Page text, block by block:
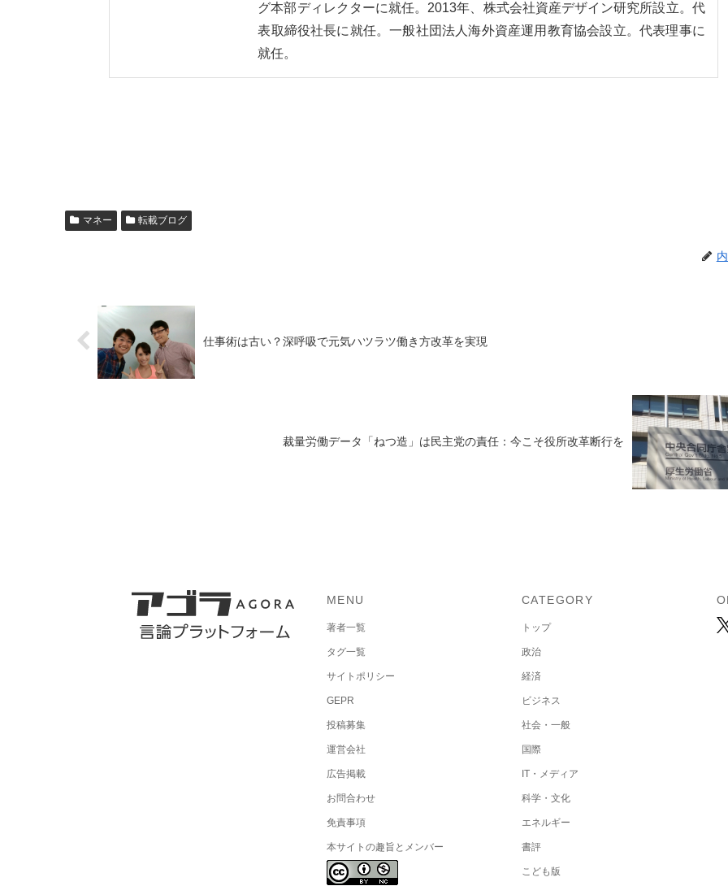
グ本部ディレクターに就任。2013年、株式会社資産デザイン研究所設立。代
表取締役社長に就任。一般社団法人海外資産運用教育協会設立。代表理事に
就任。
マネー 転載ブログ
仕事術は古い？深呼吸で元気ハツラツ働き方改革を実現
裁量労働データ「ねつ造」は民主党の責任：今こそ役所改革断行を
MENU
著者一覧
タグ一覧
サイトポリシー
GEPR
投稿募集
運営会社
広告掲載
お問合わせ
免責事項
本サイトの趣旨とメンバー
CATEGORY
トップ
政治
経済
ビジネス
社会・一般
国際
IT・メディア
科学・文化
エネルギー
書評
こども版